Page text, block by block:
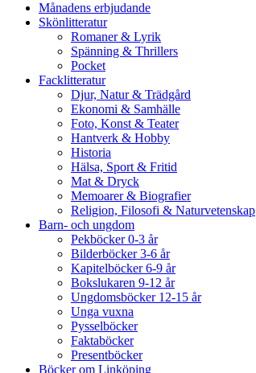
Månadens erbjudande
Skönlitteratur
Romaner & Lyrik
Spänning & Thrillers
Pocket
Facklitteratur
Djur, Natur & Trädgård
Ekonomi & Samhälle
Foto, Konst & Teater
Hantverk & Hobby
Historia
Hälsa, Sport & Fritid
Mat & Dryck
Memoarer & Biografier
Religion, Filosofi & Naturvetenskap
Barn- och ungdom
Pekböcker 0-3 år
Bilderböcker 3-6 år
Kapitelböcker 6-9 år
Bokslukaren 9-12 år
Ungdomsböcker 12-15 år
Unga vuxna
Pysselböcker
Faktaböcker
Presentböcker
Böcker om Linköping